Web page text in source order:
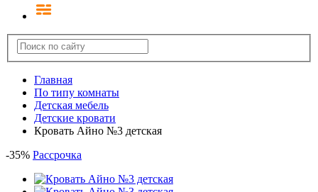
Главная
По типу комнаты
Детская мебель
Детские кровати
Кровать Айно №3 детская
-35% Рассрочка